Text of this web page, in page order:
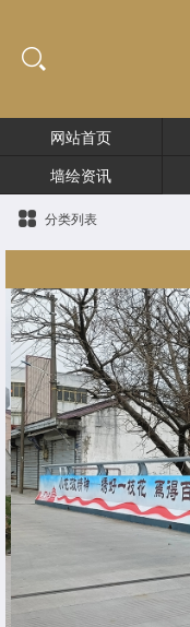
网站首页
墙绘资讯
分类列表